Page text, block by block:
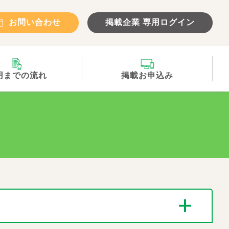
掲載企業 専用ログイン
お問い合わせ
までの流れ 掲載お申込み